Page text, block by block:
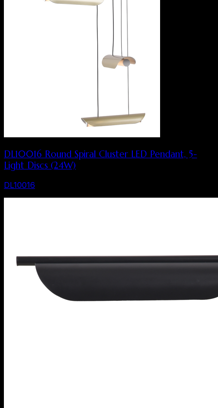
DL10016 Round Spiral Cluster LED Pendant, 5-
Light Discs (24W)
DL10016